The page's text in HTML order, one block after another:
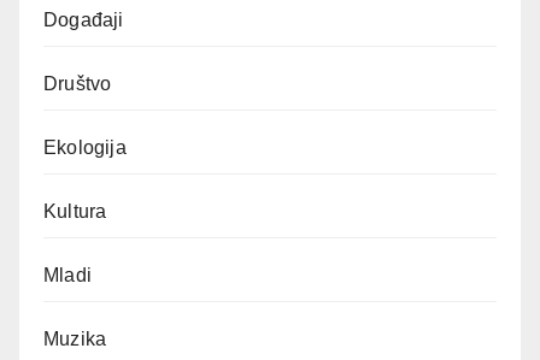
Događaji
Društvo
Ekologija
Kultura
Mladi
Muzika